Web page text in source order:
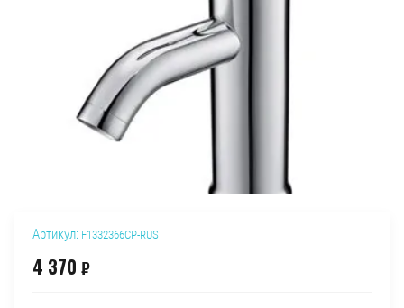
Артикул: F1332366CP-RUS
4 370 ₽